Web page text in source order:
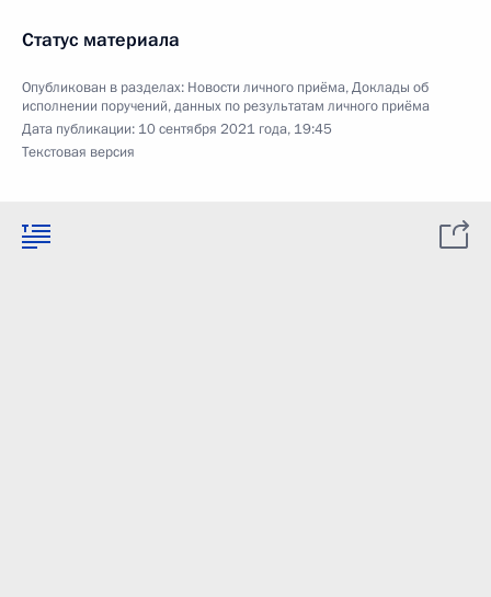
Статус материала
Опубликован в разделах: Новости личного приёма,Доклады об
исполнении поручений, данных по результатам личного приёма
Дата публикации: 10 сентября 2021 года, 19:45
Текстовая версия